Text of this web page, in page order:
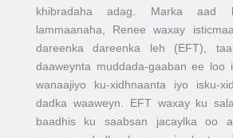
khibradaha adag. Marka aad
lammaanaha, Renee waxay
dareenka dareenka leh (EFT),
daaweynta muddada-gaaban ee loo
wanaajiyo ku-xidhnaanta iyo isku-
dadka waaweyn. EFT waxay ku
baadhis ku saabsan jacaylka oo